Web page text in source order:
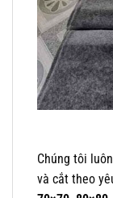
Chúng tôi
và cắt theo